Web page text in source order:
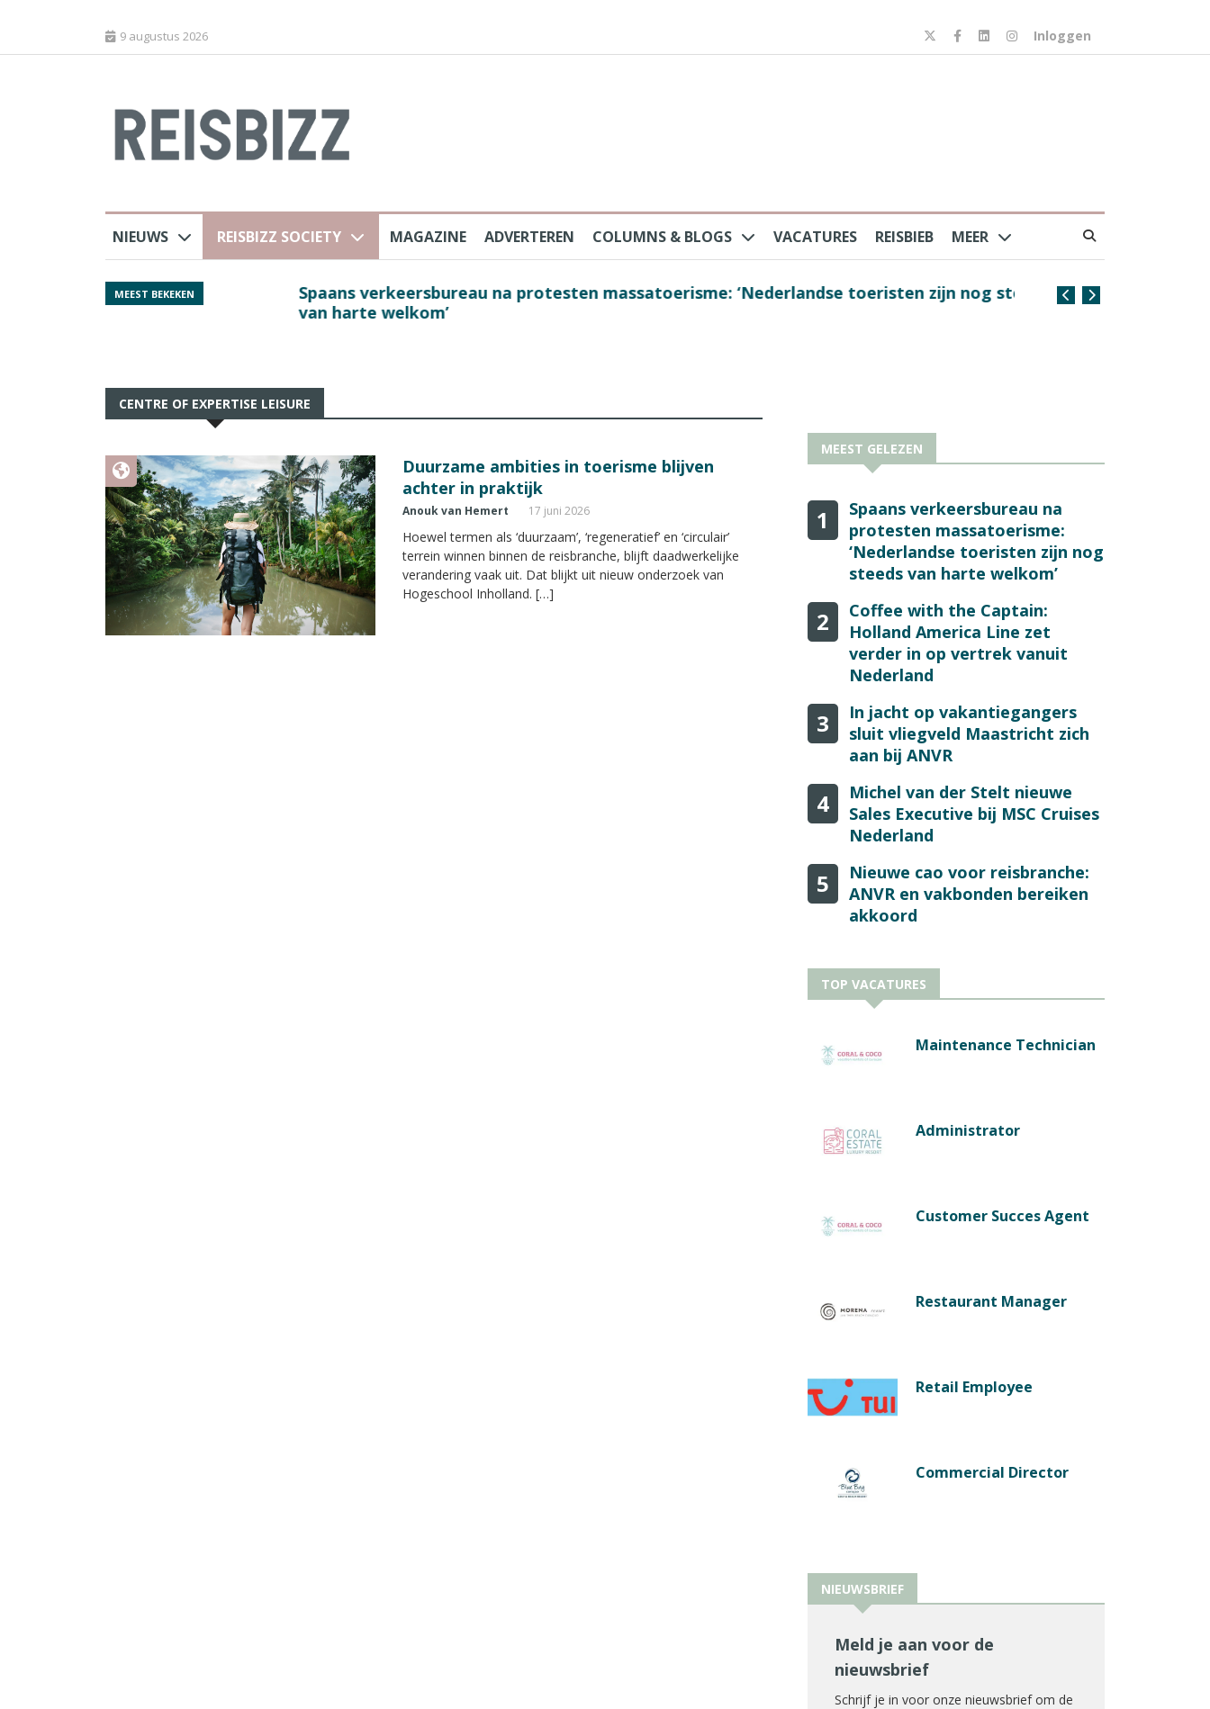
9 augustus 2026 Inloggen
NIEUWS REISBIZZ SOCIETY MAGAZINE ADVERTEREN COLUMNS & BLOGS VACATURES REISBIEB MEER
MEEST BEKEKEN
Spaans verkeersbureau na protesten massatoerisme: ‘Nederlandse toeristen zijn nog steeds
van harte welkom’
Coffee with the
CENTRE OF EXPERTISE LEISURE
Duurzame ambities in toerisme blijven
achter in praktijk
Anouk van Hemert 17 juni 2026
Hoewel termen als ‘duurzaam’, ‘regeneratief’ en ‘circulair’
terrein winnen binnen de reisbranche, blijft daadwerkelijke
verandering vaak uit. Dat blijkt uit nieuw onderzoek van
Hogeschool Inholland. […]
MEEST GELEZEN
1
Spaans verkeersbureau na
protesten massatoerisme:
‘Nederlandse toeristen zijn nog
steeds van harte welkom’
2
Coffee with the Captain:
Holland America Line zet
verder in op vertrek vanuit
Nederland
3
In jacht op vakantiegangers
sluit vliegveld Maastricht zich
aan bij ANVR
4
Michel van der Stelt nieuwe
Sales Executive bij MSC Cruises
Nederland
5
Nieuwe cao voor reisbranche:
ANVR en vakbonden bereiken
akkoord
TOP VACATURES
Maintenance Technician
Administrator
Customer Succes Agent
Restaurant Manager
Retail Employee
Commercial Director
NIEUWSBRIEF
Meld je aan voor de
nieuwsbrief
Schrijf je in voor onze nieuwsbrief om de